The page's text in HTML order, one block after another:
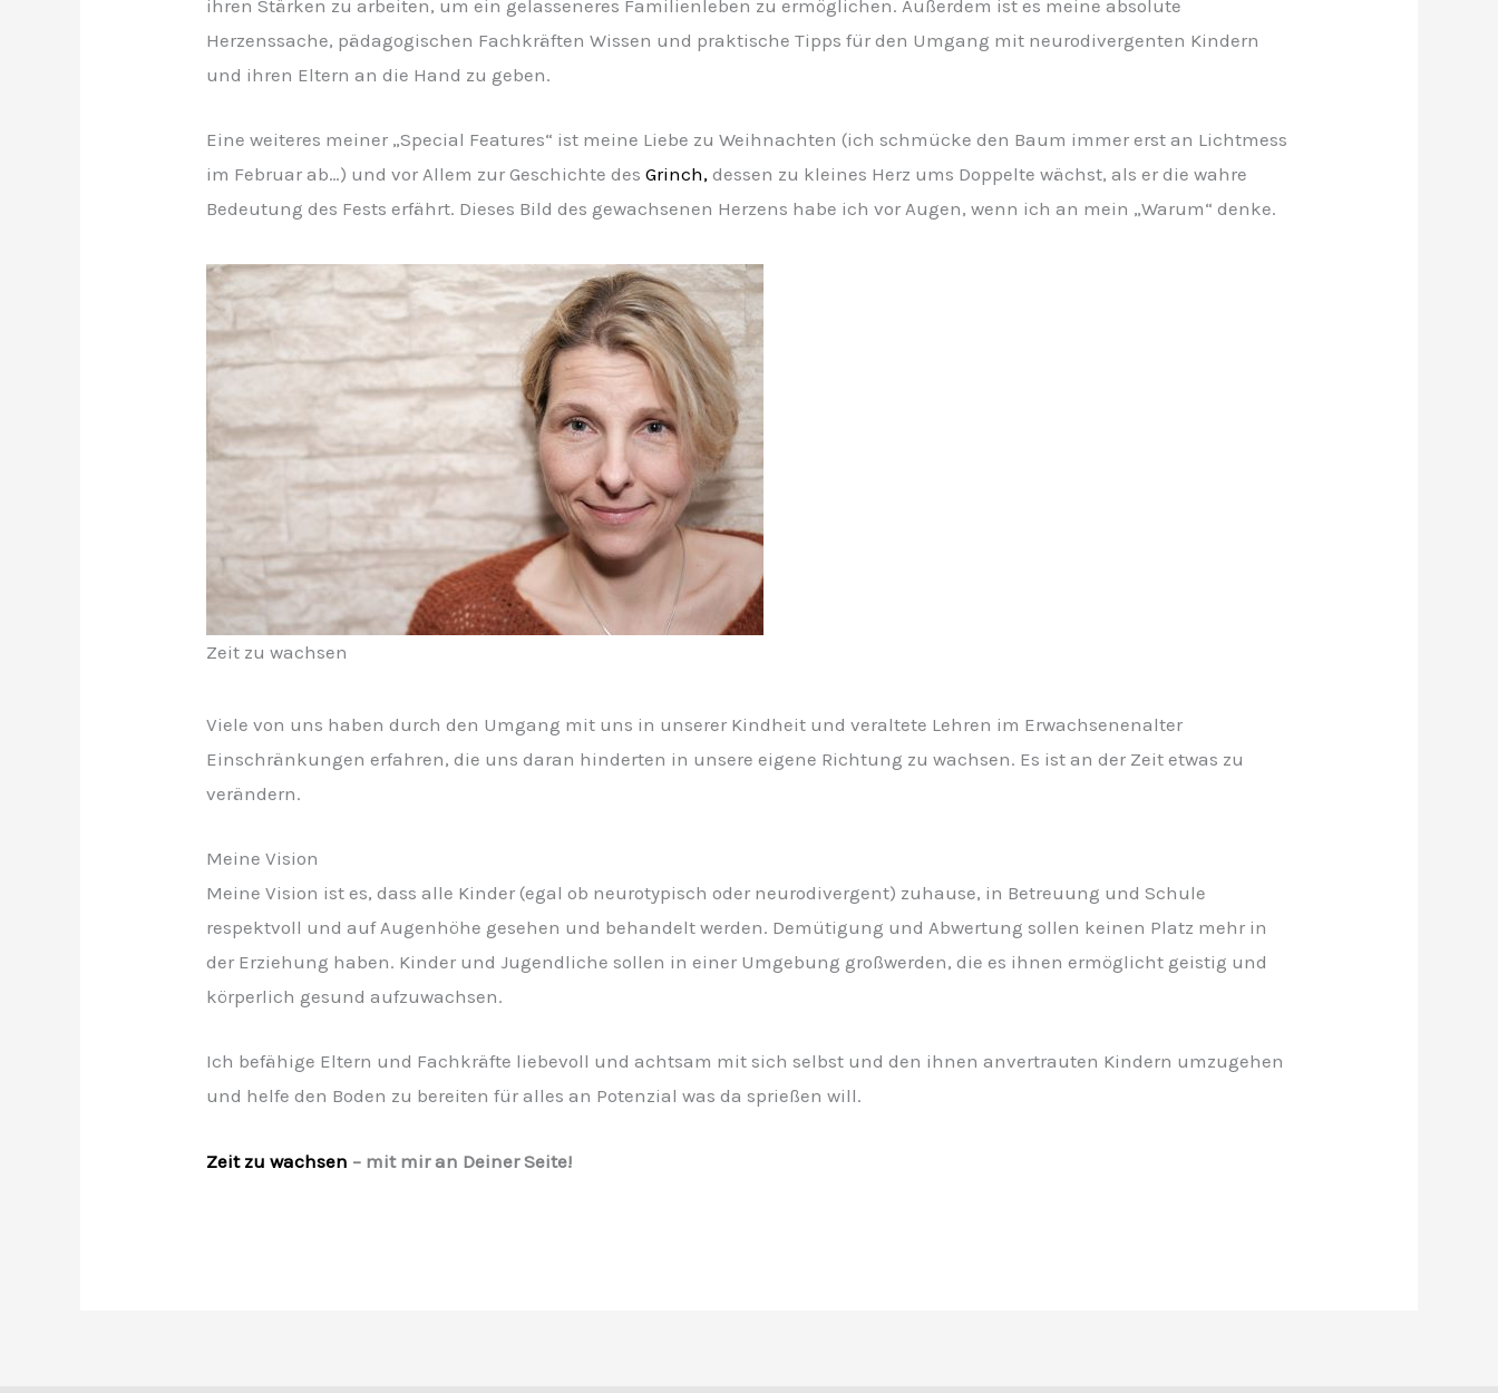
ihren Stärken zu arbeiten, um ein gelasseneres Familienleben zu ermöglichen. Außerdem ist es meine absolute
Herzenssache, pädagogischen Fachkräften Wissen und praktische Tipps für den Umgang mit neurodivergenten Kindern
und ihren Eltern an die Hand zu geben.
Eine weiteres meiner „Special Features“ ist meine Liebe zu Weihnachten (ich schmücke den Baum immer erst an Lichtmess
im Februar ab…) und vor Allem zur Geschichte desGrinch,dessen zu kleines Herz ums Doppelte wächst, als er die wahre
Bedeutung des Fests erfährt. Dieses Bild des gewachsenen Herzens habe ich vor Augen, wenn ich an mein „Warum“ denke.
Zeit zu wachsen
Viele von uns haben durch den Umgang mit uns in unserer Kindheit und veraltete Lehren im Erwachsenenalter
Einschränkungen erfahren, die uns daran hinderten in unsere eigene Richtung zu wachsen. Es ist an der Zeit etwas zu
verändern.
Meine Vision
Meine Vision ist es, dass alle Kinder (egal ob neurotypisch oder neurodivergent) zuhause, in Betreuung und Schule
respektvoll und auf Augenhöhe gesehen und behandelt werden. Demütigung und Abwertung sollen keinen Platz mehr in
der Erziehung haben. Kinder und Jugendliche sollen in einer Umgebung großwerden, die es ihnen ermöglicht geistig und
körperlich gesund aufzuwachsen.
Ich befähige Eltern und Fachkräfte liebevoll und achtsam mit sich selbst und den ihnen anvertrauten Kindern umzugehen
und helfe den Boden zu bereiten für alles an Potenzial was da sprießen will.
Zeit zu wachsen – mit mir an Deiner Seite!